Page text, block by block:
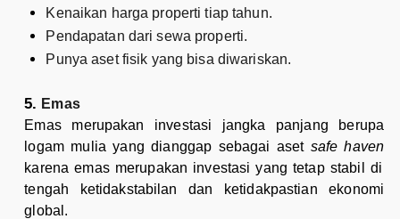
Kenaikan harga properti tiap tahun.
Pendapatan dari sewa properti.
Punya aset fisik yang bisa diwariskan.
Emas
Emas merupakan investasi jangka panjang berupa
logam mulia yang dianggap sebagai aset safe haven
karena emas merupakan investasi yang tetap stabil di
tengah ketidakstabilan dan ketidakpastian ekonomi
global.